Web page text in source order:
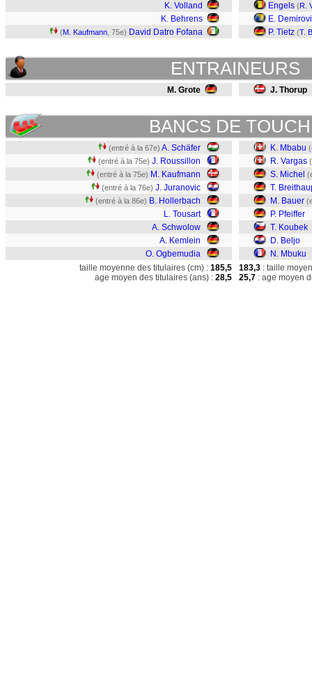
K. Volland
K. Behrens
(M. Kaufmann , 75e) David Datro Fofana
Engels (R.
E.
P. Tietz (T.
ENTRAINEURS
M. Grote J. Thorup
BANCS DE
(entré à la 67e) A. Schäfer
(entré à la 75e) J. Roussillon
(entré à la 75e) M. Kaufmann
(entré à la 76e) J. Juranovic
(entré à la 86e) B. Hollerbach
L. Tousart
A. Schwolow
A. Kemlein
O. Ogbemudia
K. Mbabu
R. Vargas
S. Michel
T.
M. Bauer
P. Pfeiffer
T. Koubek
D. Beljo
N. Mbuku
taille moyenne des titulaires (cm) : 185,5
age moyen des titulaires (ans) : 28,5
183,3 : taille
25,7 : age moyen